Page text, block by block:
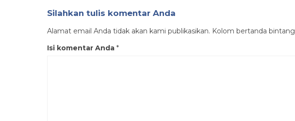
Silahkan tulis komentar Anda
Alamat email Anda tidak akan kami publikasikan. Kolom bertanda bintang
Isi komentar Anda *